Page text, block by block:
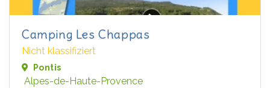
Camping Les Chappas
Nicht klassifiziert
Pontis
Alpes-de-Haute-Provence